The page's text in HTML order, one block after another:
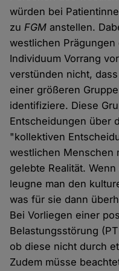
würden bei
zuFGM anstellen.
westlichen Prägungen
Individuum Vorrang
verstünden nicht,
einer größeren
identifiziere. Diese
Entscheidungen über
"kollektiven
westlichen Menschen
gelebte Realität.
leugne man den
was für sie dann
Bei Vorliegen einer
Belastungsstörung
ob diese nicht durch
Zudem müsse